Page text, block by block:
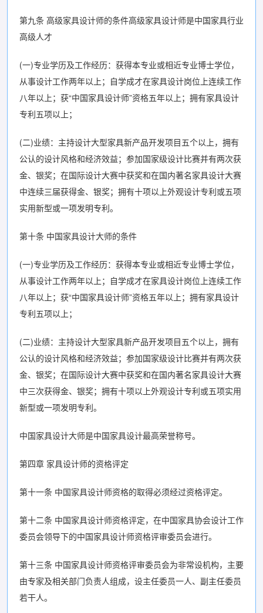
第九条 高级家具设计师的条件高级家具设计师是中国家具行业
高级人才
(一)专业学历及工作经历：获得本专业或相近专业博士学位，
从事设计工作两年以上；自学成才在家具设计岗位上连续工作
八年以上；获“中国家具设计师”资格五年以上；拥有家具设计
专利五项以上；
(二)业绩：主持设计大型家具新产品开发项目五个以上，拥有
公认的设计风格和经济效益；参加国家级设计比赛并有两次获
金、银奖；在国际设计大赛中获奖和在国内著名家具设计大赛
中连续三届获得金、银奖；拥有十项以上外观设计专利或五项
实用新型或一项发明专利。
第十条 中国家具设计大师的条件
(一)专业学历及工作经历：获得本专业或相近专业博士学位，
从事设计工作两年以上；自学成才在家具设计岗位上连续工作
八年以上；获“中国家具设计师”资格五年以上；拥有家具设计
专利五项以上；
(二)业绩：主持设计大型家具新产品开发项目五个以上，拥有
公认的设计风格和经济效益；参加国家级设计比赛并有两次获
金、银奖；在国际设计大赛中获奖和在国内著名家具设计大赛
中三次获得金、银奖；拥有十项以上外观设计专利或五项实用
新型或一项发明专利。
中国家具设计大师是中国家具设计最高荣誉称号。
第四章 家具设计师的资格评定
第十一条 中国家具设计师资格的取得必须经过资格评定。
第十二条 中国家具设计师资格评定，在中国家具协会设计工作
委员会领导下的中国家具设计师资格评审委员会进行。
第十三条 中国家具设计师资格评审委员会为非常设机构，主要
由专家及相关部门负责人组成，设主任委员一人、副主任委员
若干人。